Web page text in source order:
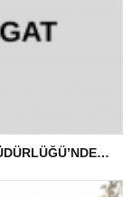
ARNAVUTKÖY İLÇE TARIM VE ORMAN MÜDÜRLÜĞÜ’NDEN İLANEN TEBLİGAT